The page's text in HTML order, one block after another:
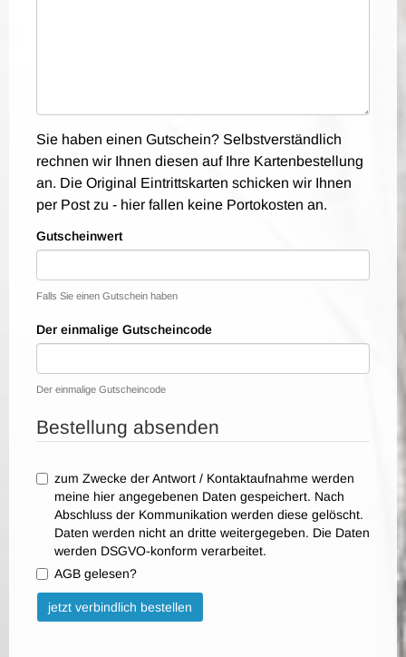
Sie haben einen Gutschein? Selbstverständlich
rechnen wir Ihnen diesen auf Ihre Kartenbestellung
an. Die Original Eintrittskarten schicken wir Ihnen
per Post zu - hier fallen keine Portokosten an.
Gutscheinwert
Falls Sie einen Gutschein haben
Der einmalige Gutscheincode
Der einmalige Gutscheincode
Bestellung absenden
zum Zwecke der Antwort / Kontaktaufnahme werden
meine hier angegebenen Daten gespeichert. Nach
Abschluss der Kommunikation werden diese gelöscht.
Daten werden nicht an dritte weitergegeben. Die Daten
werden DSGVO-konform verarbeitet.
AGB gelesen?
Bitte nicht ausfüllen.
jetzt verbindlich bestellen